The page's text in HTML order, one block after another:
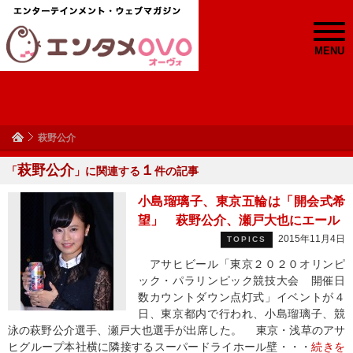
MENU
萩野公介
「萩野公介」に関連する １ 件の記事
小島瑠璃子、東京五輪は「開会式希
望」 萩野公介、瀬戸大也にエール
TOPICS 2015年11月4日
アサヒビール「東京２０２０オリンピ
ック・パラリンピック競技大会 開催日
数カウントダウン点灯式」イベントが４
日、東京都内で行われ、小島瑠璃子、競
泳の萩野公介選手、瀬戸大也選手が出席した。 東京・浅草のアサ
ヒグループ本社横に隣接するスーパードライホール壁・・・続きを